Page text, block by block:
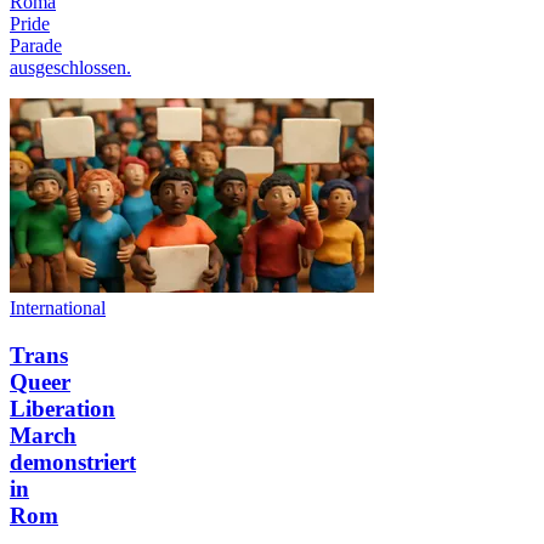
Pride
Parade
ausgeschlossen.
International
Trans
Queer
Liberation
March
demonstriert
in
Rom